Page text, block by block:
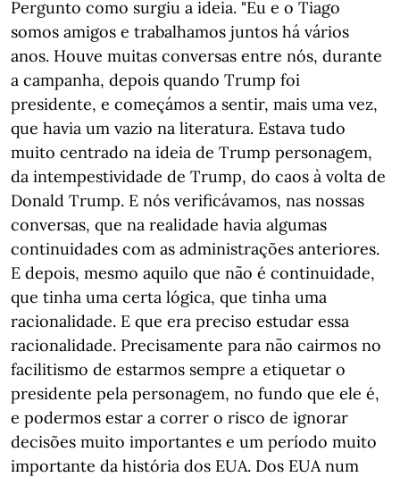
Pergunto como surgiu a ideia. "Eu e o Tiago
somos amigos e trabalhamos juntos há vários
anos. Houve muitas conversas entre nós, durante
a campanha, depois quando Trump foi
presidente, e começámos a sentir, mais uma vez,
que havia um vazio na literatura. Estava tudo
muito centrado na ideia de Trump personagem,
da intempestividade de Trump, do caos à volta de
Donald Trump. E nós verificávamos, nas nossas
conversas, que na realidade havia algumas
continuidades com as administrações anteriores.
E depois, mesmo aquilo que não é continuidade,
que tinha uma certa lógica, que tinha uma
racionalidade. E que era preciso estudar essa
racionalidade. Precisamente para não cairmos no
facilitismo de estarmos sempre a etiquetar o
presidente pela personagem, no fundo que ele é,
e podermos estar a correr o risco de ignorar
decisões muito importantes e um período muito
importante da história dos EUA. Dos EUA num